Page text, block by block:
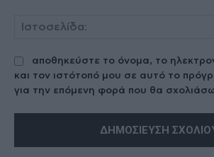
αποθηκεύστε το όνομα, το
και τον ιστότοπό μου σε αυτό το
για την επόμενη φορά που θα